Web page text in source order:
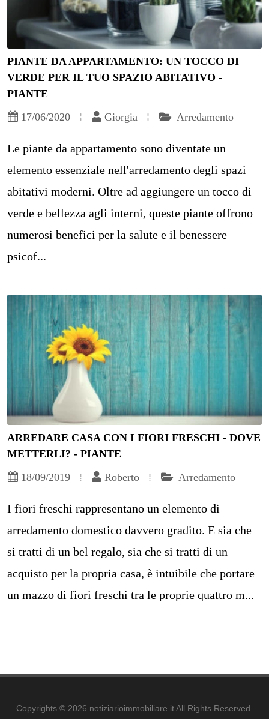
PIANTE DA APPARTAMENTO: UN TOCCO DI
VERDE PER IL TUO SPAZIO ABITATIVO -
PIANTE
17/06/2020
Giorgia Arredamento
Le piante da appartamento sono diventate un
elemento essenziale nell'arredamento degli spazi
abitativi moderni. Oltre ad aggiungere un tocco di
verde e bellezza agli interni, queste piante offrono
numerosi benefici per la salute e il benessere
psicof...
ARREDARE CASA CON I FIORI FRESCHI - DOVE
METTERLI? - PIANTE
18/09/2019
Roberto Arredamento
I fiori freschi rappresentano un elemento di
arredamento domestico davvero gradito. E sia che
si tratti di un bel regalo, sia che si tratti di un
acquisto per la propria casa, è intuibile che portare
un mazzo di fiori freschi tra le proprie quattro m...
Copyrights © 2026 notiziarioimmobiliare.it All Rights Reserved.